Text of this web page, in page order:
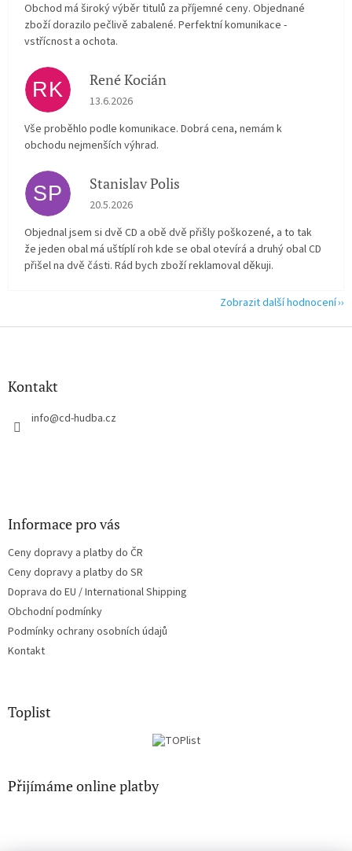
Obchod má široký výběr titulů za příjemné ceny. Objednané
zboží dorazilo pečlivě zabalené. Perfektní komunikace -
vstřícnost a ochota.
RK René Kocián
Hodnocení obchodu je 5 z 5 hvězdiček.
13.6.2026
Vše proběhlo podle komunikace. Dobrá cena, nemám k
obchodu nejmenších výhrad.
SP Stanislav Polis
Hodnocení obchodu je 2 z 5 hvězdiček.
20.5.2026
Objednal jsem si dvě CD a obě dvě přišly poškozené, a to tak
že jeden obal má uštíplí roh kde se obal otevírá a druhý obal CD
přišel na dvě části. Rád bych zboží reklamoval děkuji.
Zobrazit další hodnocení
Z
Kontakt
info@cd-hudba.cz
Informace pro vás
Ceny dopravy a platby do ČR
Ceny dopravy a platby do SR
Doprava do EU / International Shipping
Obchodní podmínky
Podmínky ochrany osobních údajů
Kontakt
Toplist
Přijímáme online platby